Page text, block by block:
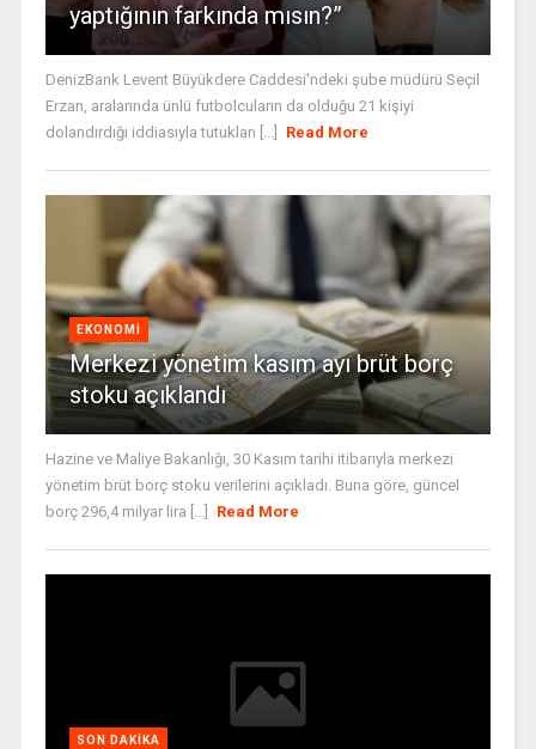
yaptığının farkında mısın?”
DenizBank Levent Büyükdere Caddesi'ndeki şube müdürü Seçil
Erzan, aralarında ünlü futbolcuların da olduğu 21 kişiyi
dolandırdığı iddiasıyla tutuklan [...]
Read More
EKONOMI
Merkezi yönetim kasım ayı brüt borç
stoku açıklandı
Hazine ve Maliye Bakanlığı, 30 Kasım tarihi itibarıyla merkezi
yönetim brüt borç stoku verilerini açıkladı. Buna göre, güncel
borç 296,4 milyar lira [...]
Read More
SON DAKIKA